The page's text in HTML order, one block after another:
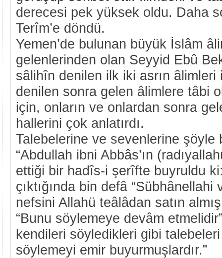
derecesi pek yüksek oldu. Daha
Terîm’e döndü.
Yemen’de bulunan büyük İslâm
gelenlerinden olan Seyyid Ebû
sâlihîn denilen ilk iki asrın âlimleri
denilen sonra gelen âlimlere tâbi
için, onların ve onlardan sonra
hallerini çok anlatırdı.
Talebelerine ve sevenlerine
“Abdullah ibni Abbâs’ın
ettiği bir hadîs-i şerîfte buyruldu
çıktığında bin defâ
nefsini Allahü teâlâdan satın
“Bunu söylemeye devâm
kendileri söyledikleri gibi
söylemeyi emir buyurmuşlardır.”